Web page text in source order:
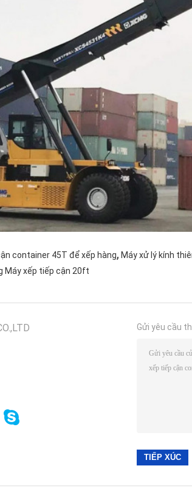
container 45T để xếp hàng, Máy xử lý kính
Máy xếp tiếp cận 20ft
Gửi yêu cầu